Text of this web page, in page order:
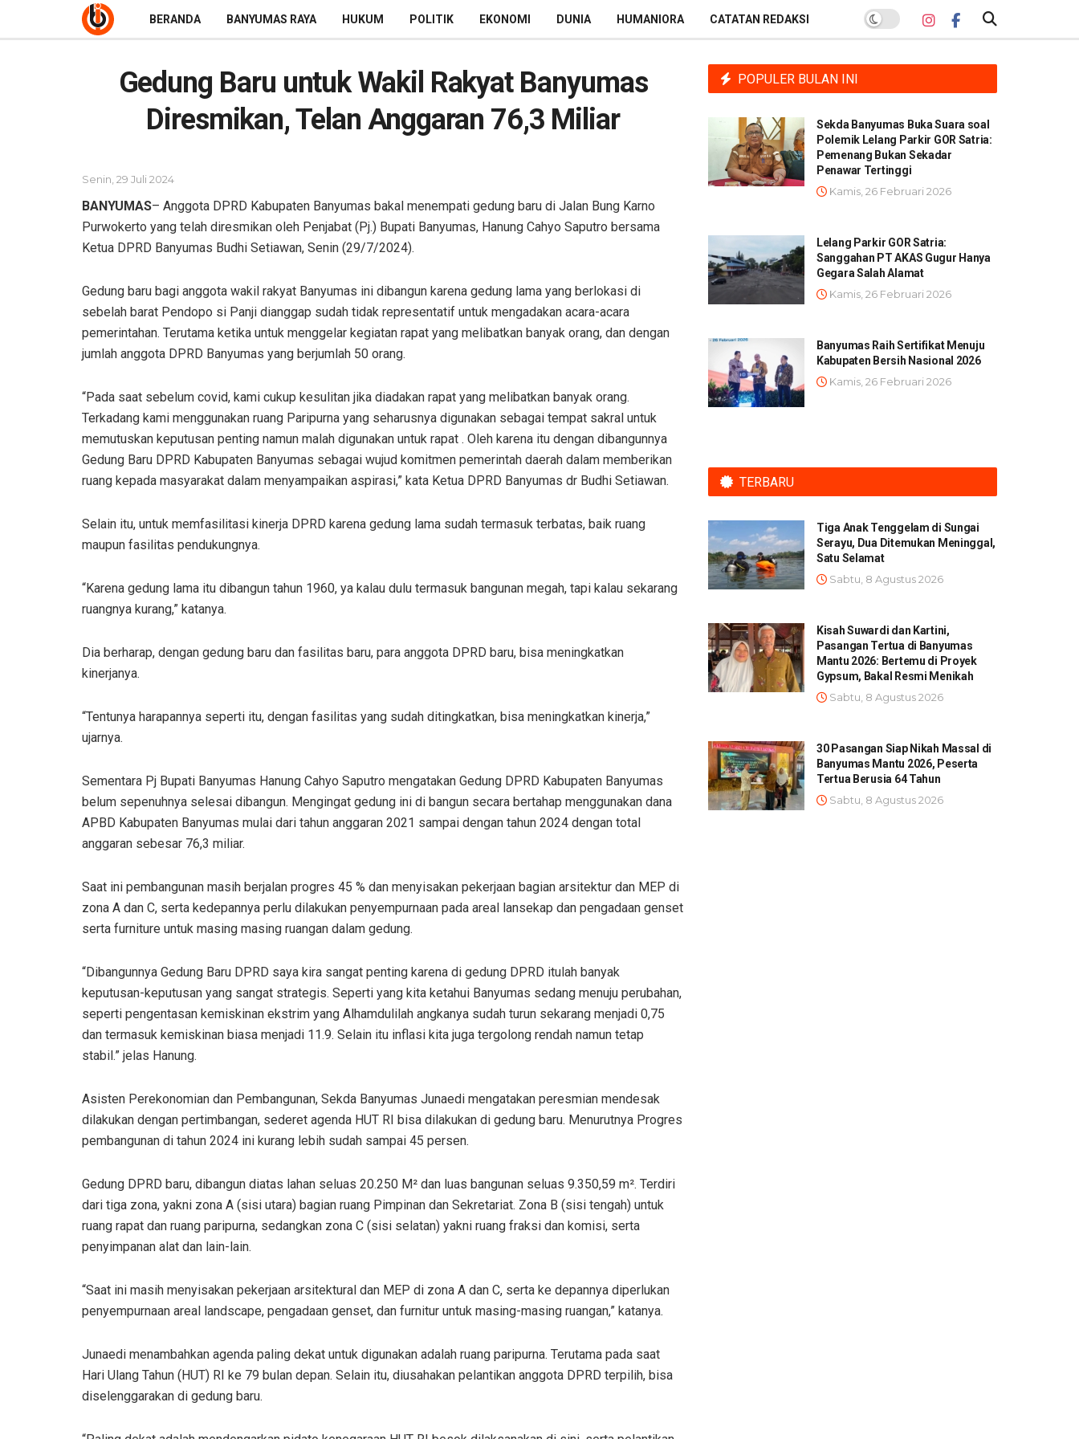
BERANDA BANYUMAS RAYA HUKUM POLITIK EKONOMI DUNIA HUMANIORA CATATAN REDAKSI
Gedung Baru untuk Wakil Rakyat Banyumas
Diresmikan, Telan Anggaran 76,3 Miliar
Senin, 29 Juli 2024
BANYUMAS– Anggota DPRD Kabupaten Banyumas bakal menempati gedung baru di Jalan Bung Karno
Purwokerto yang telah diresmikan oleh Penjabat (Pj.) Bupati Banyumas, Hanung Cahyo Saputro bersama
Ketua DPRD Banyumas Budhi Setiawan, Senin (29/7/2024).
Gedung baru bagi anggota wakil rakyat Banyumas ini dibangun karena gedung lama yang berlokasi di
sebelah barat Pendopo si Panji dianggap sudah tidak representatif untuk mengadakan acara-acara
pemerintahan. Terutama ketika untuk menggelar kegiatan rapat yang melibatkan banyak orang, dan dengan
jumlah anggota DPRD Banyumas yang berjumlah 50 orang.
“Pada saat sebelum covid, kami cukup kesulitan jika diadakan rapat yang melibatkan banyak orang.
Terkadang kami menggunakan ruang Paripurna yang seharusnya digunakan sebagai tempat sakral untuk
memutuskan keputusan penting namun malah digunakan untuk rapat . Oleh karena itu dengan dibangunnya
Gedung Baru DPRD Kabupaten Banyumas sebagai wujud komitmen pemerintah daerah dalam memberikan
ruang kepada masyarakat dalam menyampaikan aspirasi,” kata Ketua DPRD Banyumas dr Budhi Setiawan.
Selain itu, untuk memfasilitasi kinerja DPRD karena gedung lama sudah termasuk terbatas, baik ruang
maupun fasilitas pendukungnya.
“Karena gedung lama itu dibangun tahun 1960, ya kalau dulu termasuk bangunan megah, tapi kalau sekarang
ruangnya kurang,” katanya.
Dia berharap, dengan gedung baru dan fasilitas baru, para anggota DPRD baru, bisa meningkatkan
kinerjanya.
“Tentunya harapannya seperti itu, dengan fasilitas yang sudah ditingkatkan, bisa meningkatkan kinerja,”
ujarnya.
Sementara Pj Bupati Banyumas Hanung Cahyo Saputro mengatakan Gedung DPRD Kabupaten Banyumas
belum sepenuhnya selesai dibangun. Mengingat gedung ini di bangun secara bertahap menggunakan dana
APBD Kabupaten Banyumas mulai dari tahun anggaran 2021 sampai dengan tahun 2024 dengan total
anggaran sebesar 76,3 miliar.
Saat ini pembangunan masih berjalan progres 45 % dan menyisakan pekerjaan bagian arsitektur dan MEP di
zona A dan C, serta kedepannya perlu dilakukan penyempurnaan pada areal lansekap dan pengadaan genset
serta furniture untuk masing masing ruangan dalam gedung.
“Dibangunnya Gedung Baru DPRD saya kira sangat penting karena di gedung DPRD itulah banyak
keputusan-keputusan yang sangat strategis. Seperti yang kita ketahui Banyumas sedang menuju perubahan,
seperti pengentasan kemiskinan ekstrim yang Alhamdulilah angkanya sudah turun sekarang menjadi 0,75
dan termasuk kemiskinan biasa menjadi 11.9. Selain itu inflasi kita juga tergolong rendah namun tetap
stabil.” jelas Hanung.
Asisten Perekonomian dan Pembangunan, Sekda Banyumas Junaedi mengatakan peresmian mendesak
dilakukan dengan pertimbangan, sederet agenda HUT RI bisa dilakukan di gedung baru. Menurutnya Progres
pembangunan di tahun 2024 ini kurang lebih sudah sampai 45 persen.
Gedung DPRD baru, dibangun diatas lahan seluas 20.250 M² dan luas bangunan seluas 9.350,59 m². Terdiri
dari tiga zona, yakni zona A (sisi utara) bagian ruang Pimpinan dan Sekretariat. Zona B (sisi tengah) untuk
ruang rapat dan ruang paripurna, sedangkan zona C (sisi selatan) yakni ruang fraksi dan komisi, serta
penyimpanan alat dan lain-lain.
“Saat ini masih menyisakan pekerjaan arsitektural dan MEP di zona A dan C, serta ke depannya diperlukan
penyempurnaan areal landscape, pengadaan genset, dan furnitur untuk masing-masing ruangan,” katanya.
Junaedi menambahkan agenda paling dekat untuk digunakan adalah ruang paripurna. Terutama pada saat
Hari Ulang Tahun (HUT) RI ke 79 bulan depan. Selain itu, diusahakan pelantikan anggota DPRD terpilih, bisa
diselenggarakan di gedung baru.
POPULER BULAN INI
Sekda Banyumas Buka Suara soal
Polemik Lelang Parkir GOR Satria:
Pemenang Bukan Sekadar
Penawar Tertinggi
Kamis, 26 Februari 2026
Lelang Parkir GOR Satria:
Sanggahan PT AKAS Gugur Hanya
Gegara Salah Alamat
Kamis, 26 Februari 2026
Banyumas Raih Sertifikat Menuju
Kabupaten Bersih Nasional 2026
Kamis, 26 Februari 2026
TERBARU
Tiga Anak Tenggelam di Sungai
Serayu, Dua Ditemukan Meninggal,
Satu Selamat
Sabtu, 8 Agustus 2026
Kisah Suwardi dan Kartini,
Pasangan Tertua di Banyumas
Mantu 2026: Bertemu di Proyek
Gypsum, Bakal Resmi Menikah
Sabtu, 8 Agustus 2026
30 Pasangan Siap Nikah Massal di
Banyumas Mantu 2026, Peserta
Tertua Berusia 64 Tahun
Sabtu, 8 Agustus 2026